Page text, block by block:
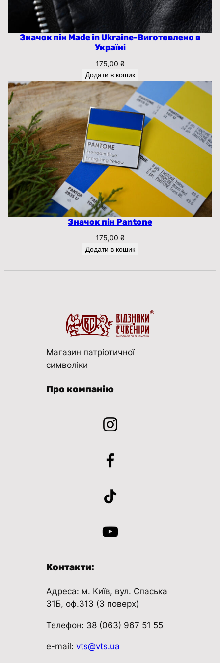
Значок пін Made in Ukraine-Виготовлено в
Україні
175,00 ₴
Додати в кошик
Значок пін Pantone
175,00 ₴
Додати в кошик
Магазин патріотичної
символіки
Про компанію
Контакти:
Адреса: м. Київ, вул. Спаська
31Б, оф.313 (3 поверх)
Телефон: 38 (063) 967 51 55
e-mail:vts@vts.ua